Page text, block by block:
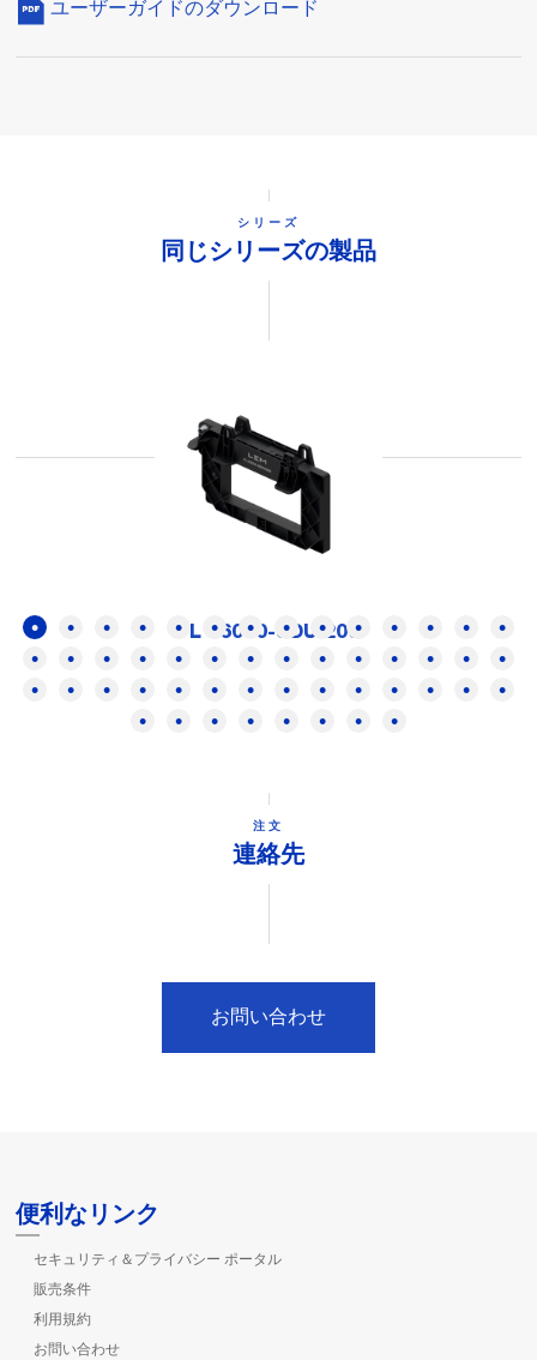
ユーザーガイドのダウンロード
シリーズ
同じシリーズの製品
FL 16000-SDUI200
注文
連絡先
お問い合わせ
便利なリンク
セキュリティ＆プライバシー ポータル
販売条件
利用規約
お問い合わせ